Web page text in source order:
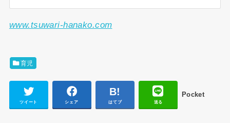
www.tsuwari-hanako.com
育児
ツイート シェア はてブ 送る
Pocket